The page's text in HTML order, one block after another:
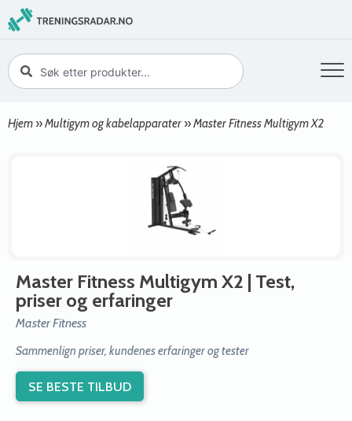
Hjem »Multigym og kabelapparater »Master Fitness Multigym X2
Master Fitness Multigym X2 | Test,
priser og erfaringer
Master Fitness
Sammenlign priser, kundenes erfaringer og tester
SE BESTE TILBUD